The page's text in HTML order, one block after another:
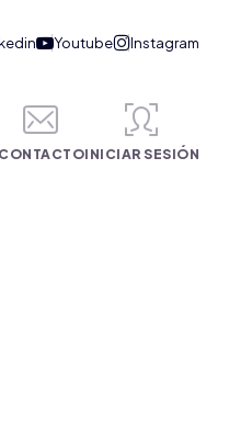
CONTACTOINICIAR SESIÓN